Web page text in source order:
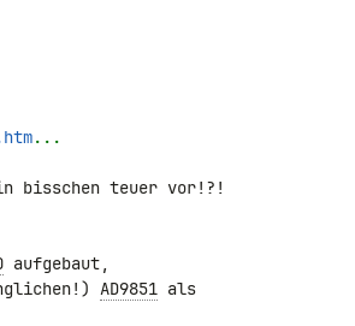
...
bisschen teuer vor!?!
aufgebaut,
AD9851 als